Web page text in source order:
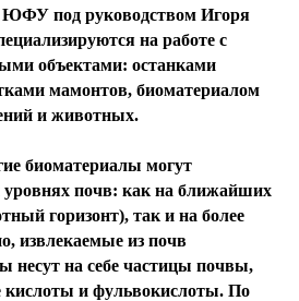
под руководством Игоря
на работе с
объектами: останками
мамонтов, биоматериалом
и животных.
биоматериалы могут
уровнях почв: как на ближайших
горизонт), так и на более
извлекаемые из почв
несут на себе частицы почвы,
и фульвокислоты. По